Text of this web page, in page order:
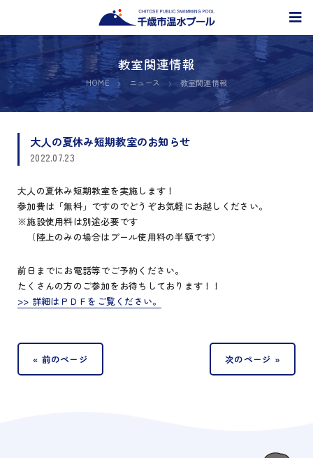
教室関連情報
HOME ニュース 教室関連情報
大人の夏休み短期教室のお知らせ
2022.07.23
大人の夏休み短期教室を実施します！
参加費は「無料」ですのでどうぞお気軽にお越しください。
※施設使用料は別途必要です
（陸上のみの場合はプール使用料の半額です）
前日までにお電話等でご予約ください。
たくさんの方のご参加をお待ちしております！！
>> 詳細はＰＤＦをご覧ください。
« 前のページ 次のページ »